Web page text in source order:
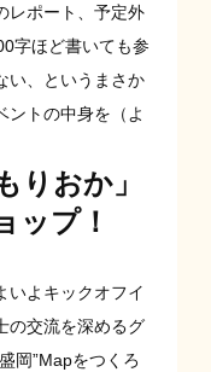
レポート、予定外
字ほど書いても参
い、というまさか
ントの中身を（よ
りおか」
ップ！
いよキックオフイ
の交流を深めるグ
岡”Mapをつくろ